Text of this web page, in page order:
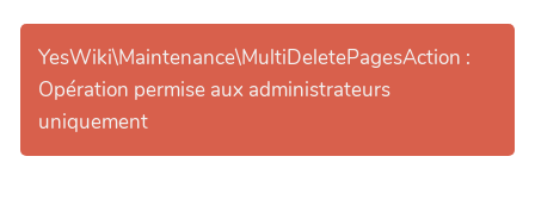
YesWiki\Maintenance\MultiDeletePagesAction :
Opération permise aux administrateurs
uniquement